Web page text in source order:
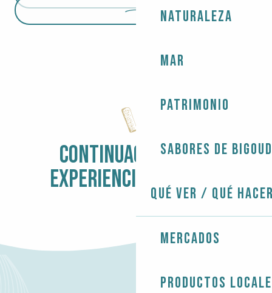
Naturaleza
Mar
Patrimonio
Sabores de
Qué ver / Qué
Mercados
Productos
CONTINUACIÓN DE LA
EXPERIENCIA BIGOUDEN